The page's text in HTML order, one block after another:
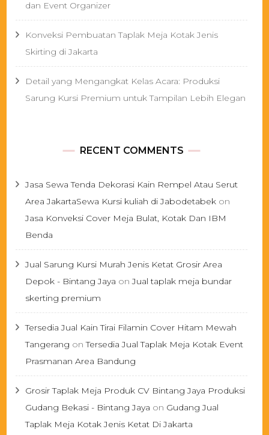
dan Event Organizer
Konveksi Pembuatan Taplak Meja Kotak Jenis
Skirting di Jakarta
Detail yang Mengangkat Kelas Acara: Produksi
Sarung Kursi Premium untuk Tampilan Lebih Elegan
RECENT COMMENTS
Jasa Sewa Tenda Dekorasi Kain Rempel Atau Serut
Area JakartaSewa Kursi kuliah di Jabodetabek on
Jasa Konveksi Cover Meja Bulat, Kotak Dan IBM
Benda
Jual Sarung Kursi Murah Jenis Ketat Grosir Area
Depok - Bintang Jaya onJual taplak meja bundar
skerting premium
Tersedia Jual Kain Tirai Filamin Cover Hitam Mewah
Tangerang onTersedia Jual Taplak Meja Kotak Event
Prasmanan Area Bandung
Grosir Taplak Meja Produk CV Bintang Jaya Produksi
Gudang Bekasi - Bintang Jaya on Gudang Jual
Taplak Meja Kotak Jenis Ketat Di Jakarta